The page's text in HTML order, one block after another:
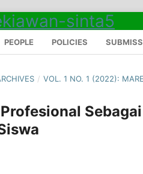
PEOPLE POLICIES
/ VOL. 1 NO. 1 (2022):